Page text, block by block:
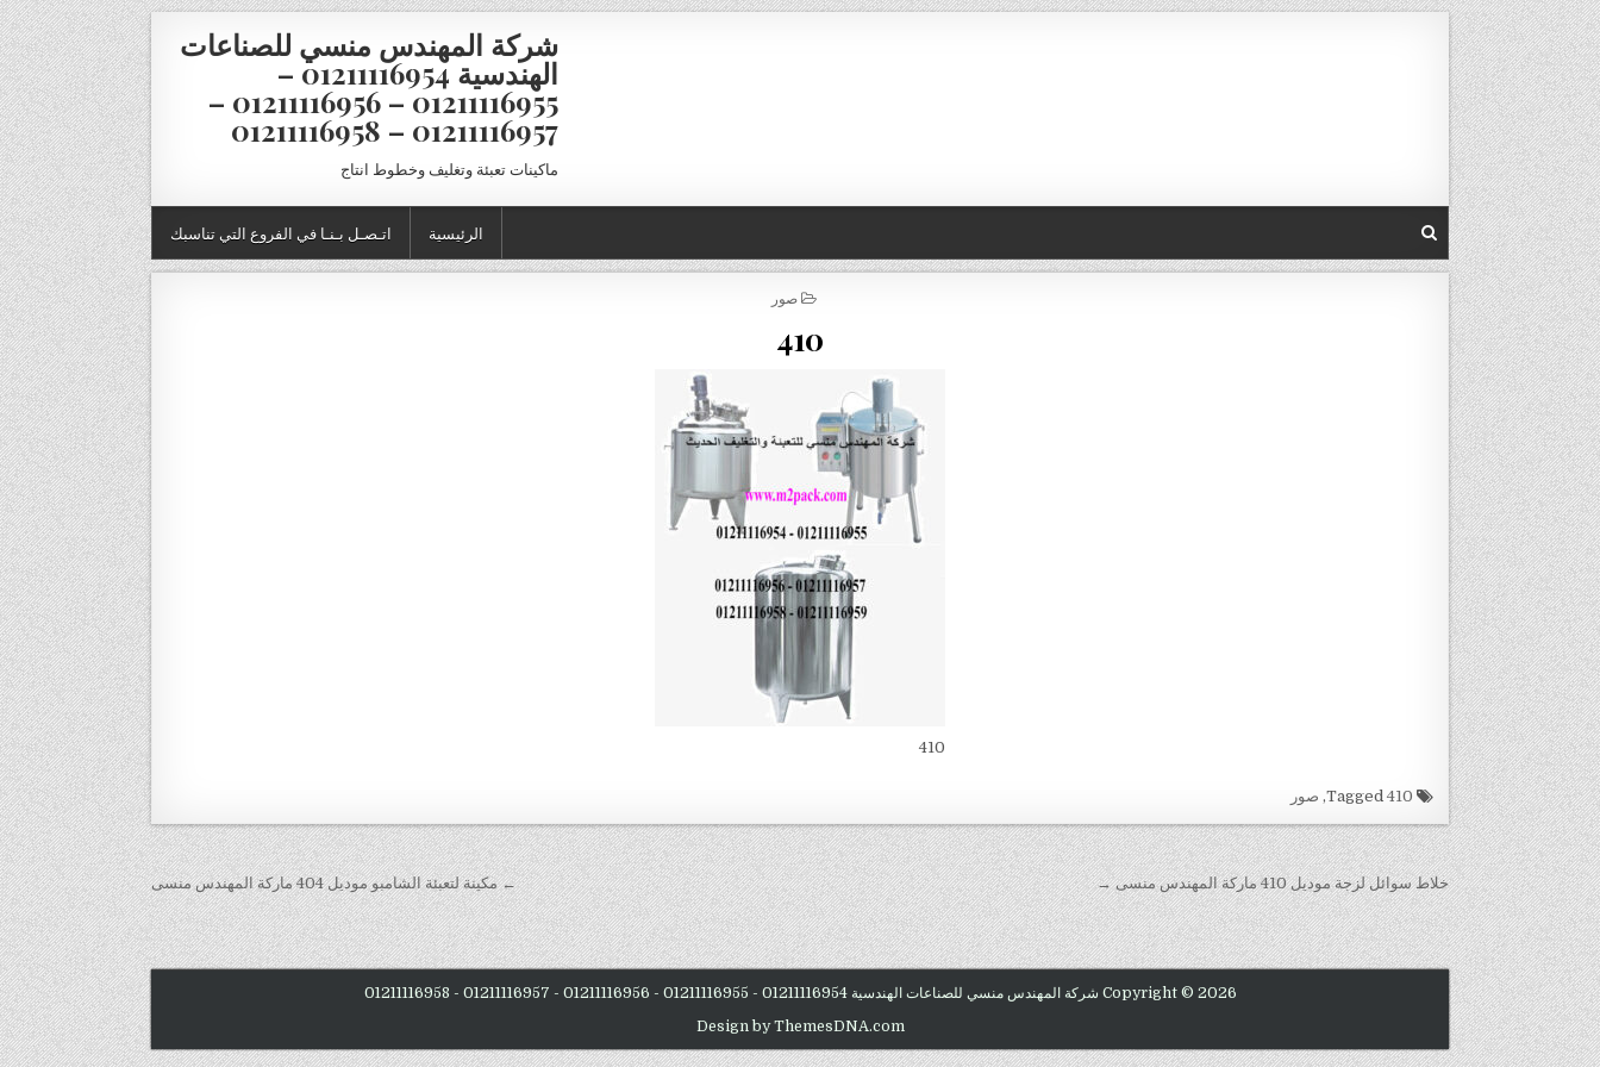
Skip to content
شركة المهندس منسي للصناعات
الهندسية 01211116954 –
01211116955 – 01211116956 –
01211116957 – 01211116958
ماكينات تعبئة وتغليف وخطوط انتاج
اتـصـل بـنـا في الفروع التي تناسبك الرئيسية
POSTED IN
صور
410
410
410
, صور
تصفّح المقالات ← مكينة لتعبئة الشامبو موديل 404 ماركة المهندس منسى خلاط سوائل لزجة موديل 410 ماركة المهندس منسى →
Copyright © 2026 شركة المهندس منسي للصناعات الهندسية 01211116954 - 01211116955 - 01211116956 - 01211116957 - 01211116958
Design by ThemesDNA.com